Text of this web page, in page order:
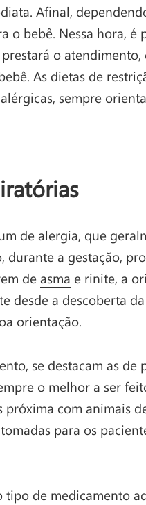
Afinal,
o bebê. Nessa hora, é
o
As dietas de
sempre
de alergia, que
durante a gestação,
deasma e rinite, a
desde a descoberta
orientação.
se destacam as
o melhor a ser
próxima com animais
para os
tipo de medicamento